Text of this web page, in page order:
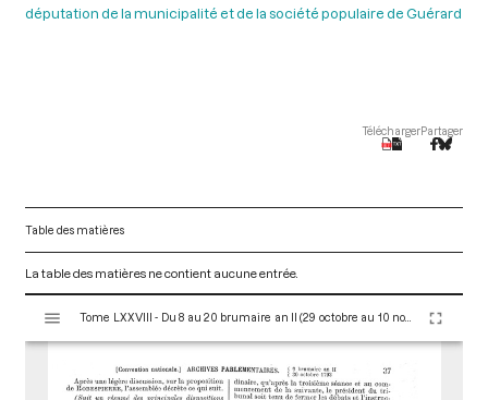
députation de la municipalité et de la société populaire de Guérard
TéléchargerPartager
Table des matières
La table des matières ne contient aucune entrée.
s